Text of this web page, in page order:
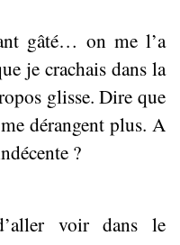
gâté… on me l’a
je crachais dans la
glisse. Dire que
dérangent plus. A
?
voir dans le